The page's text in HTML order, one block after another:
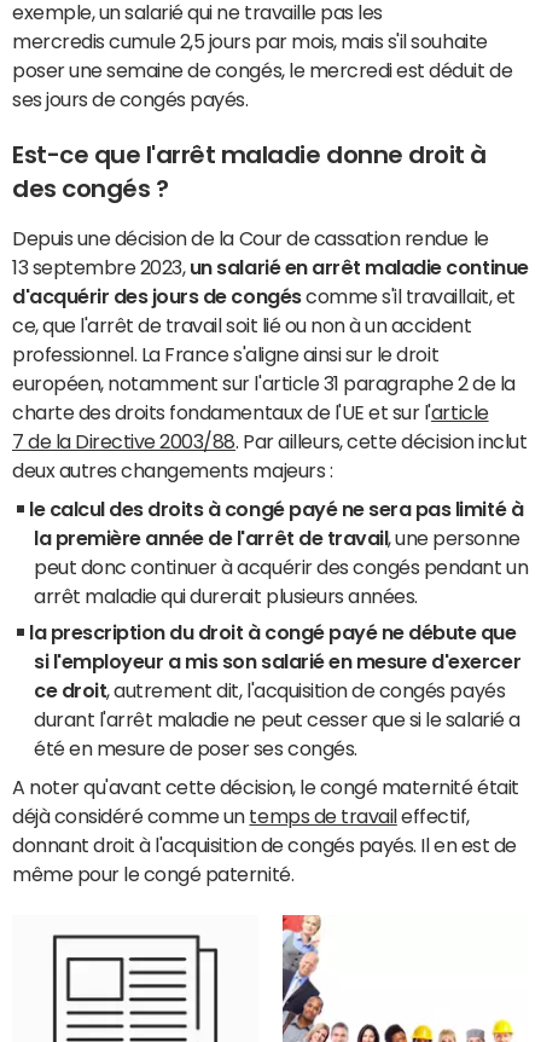
exemple, un salarié qui ne travaille pas les
mercredis cumule 2,5 jours par mois, mais s'il souhaite
poser une semaine de congés, le mercredi est déduit de
ses jours de congés payés.
Est-ce que l'arrêt maladie donne droit à
des congés ?
Depuis une décision de la Cour de cassation rendue le
13 septembre 2023, un salarié en arrêt maladie continue
d'acquérir des jours de congéscomme s'il travaillait, et
ce, que l'arrêt de travail soit lié ou non à un accident
professionnel. La France s'aligne ainsi sur le droit
européen, notamment sur l'article 31 paragraphe 2 de la
charte des droits fondamentaux de l'UE et sur l'article
7 de la Directive 2003/88 . Par ailleurs, cette décision inclut
deux autres changements majeurs :
le calcul des droits à congé payé ne sera pas limité à
la première année de l'arrêt de travail , une personne
peut donc continuer à acquérir des congés pendant un
arrêt maladie qui durerait plusieurs années.
la prescription du droit à congé payé ne débute que
si l'employeur a mis son salarié en mesure d'exercer
ce droit, autrement dit, l'acquisition de congés payés
durant l'arrêt maladie ne peut cesser que si le salarié a
été en mesure de poser ses congés.
A noter qu'avant cette décision, le congé maternité était
déjà considéré comme un temps de travail effectif,
donnant droit à l'acquisition de congés payés. Il en est de
même pour le congé paternité.